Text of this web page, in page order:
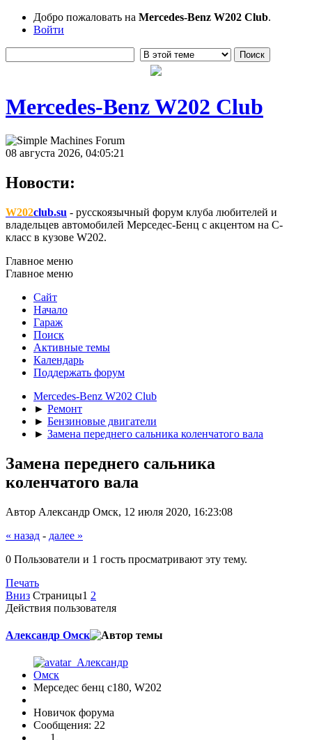
Добро пожаловать на Mercedes-Benz W202 Club.
Войти
Mercedes-Benz W202 Club
08 августа 2026, 04:05:21
Новости:
W202club.su - русскоязычный форум клуба любителей и
владельцев автомобилей Мерседес-Бенц с акцентом на C-
класс в кузове W202.
Главное меню
Главное меню
Сайт
Начало
Гараж
Поиск
Активные темы
Календарь
Поддержать форум
Mercedes-Benz W202 Club
► Ремонт
► Бензиновые двигатели
► Замена переднего сальника коленчатого вала
Замена переднего сальника
коленчатого вала
Автор Александр Омск, 12 июля 2020, 16:23:08
« назад - далее »
0 Пользователи и 1 гость просматривают эту тему.
Печать
Вниз Страницы1 2
Действия пользователя
Александр Омск
Мерседес бенц с180, W202
Новичок форума
Сообщения: 22